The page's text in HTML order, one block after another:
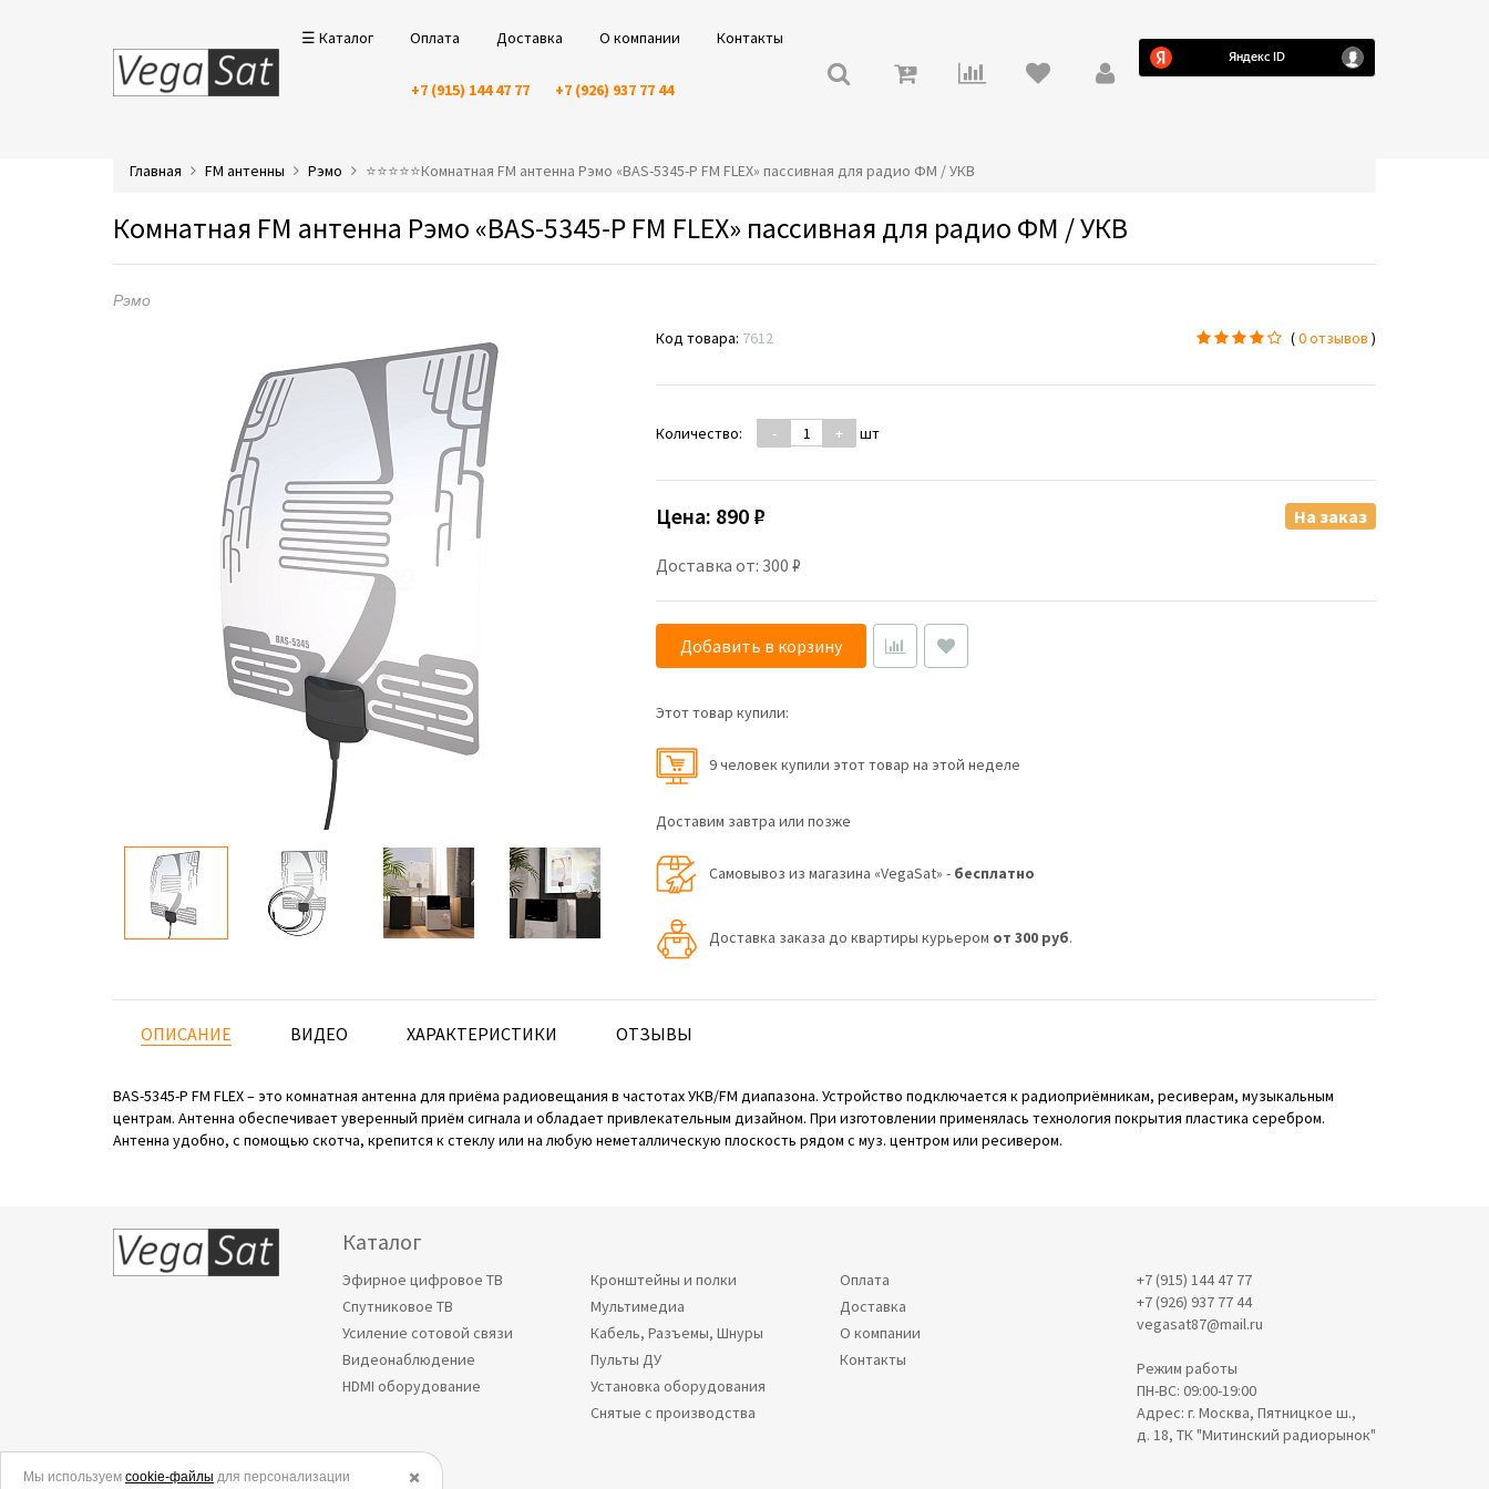
☰ Каталог Оплата Доставка О компании Контакты
+7 (915) 144 47 77 +7 (926) 937 77 44
Главная FM антенны Рэмо ⭐️⭐️⭐️⭐️⭐️Комнатная FM антенна Рэмо «BAS-5345-P FM FLEX» пассивная для радио ФМ / УКВ
Комнатная FM антенна Рэмо «BAS-5345-P FM FLEX» пассивная для радио ФМ / УКВ
Рэмо
Код товара: 7612 (0 отзывов )
Количество: - + шт
Цена: 890 ₽
Доставка от: 300 ₽
На заказ
Добавить в корзину
Этот товар купили:
9 человек купили этот товар на этой неделе
Доставим завтра или позже
Самовывоз из магазина «VegaSat» - бесплатно
Доставка заказа до квартиры курьером от 300 руб.
ОПИСАНИЕ ВИДЕО ХАРАКТЕРИСТИКИ ОТЗЫВЫ
BAS-5345-P FM FLEX – это комнатная антенна для приёма радиовещания в частотах УКВ/FM диапазона. Устройство подключается к радиоприёмникам, ресиверам, музыкальным
центрам. Антенна обеспечивает уверенный приём сигнала и обладает привлекательным дизайном. При изготовлении применялась технология покрытия пластика серебром.
Антенна удобно, с помощью скотча, крепится к стеклу или на любую неметаллическую плоскость рядом с муз. центром или ресивером.
Каталог
Эфирное цифровое ТВ
Спутниковое ТВ
Усиление сотовой связи
Видеонаблюдение
HDMI оборудование
Кронштейны и полки
Мультимедиа
Кабель, Разъемы, Шнуры
Пульты ДУ
Установка оборудования
Снятые с производства
Оплата
Доставка
О компании
Контакты
+7 (915) 144 47 77
+7 (926) 937 77 44
vegasat87@mail.ru
Режим работы
ПН-ВС: 09:00-19:00
Адрес: г. Москва, Пятницкое ш.,
д. 18, ТК "Митинский радиорынок"
© 2006-2026. ✖️
Мы используем cookie-файлы для персонализации